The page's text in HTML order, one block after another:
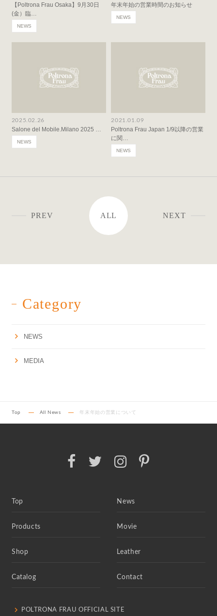
【Poltrona Frau Osaka】9月30日
(金）臨…
NEWS
年末年始の営業時間のお知らせ
NEWS
2025.02.26
Salone del Mobile.Milano 2025 …
NEWS
2021.01.09
Poltrona Frau Japan 1/9以降の営業
に関…
NEWS
PREV ALL NEXT
Category
NEWS
MEDIA
Top All News 年末年始の営業について
Top News
Products Movie
Shop Leather
Catalog Contact
POLTRONA FRAU OFFICIAL SITE